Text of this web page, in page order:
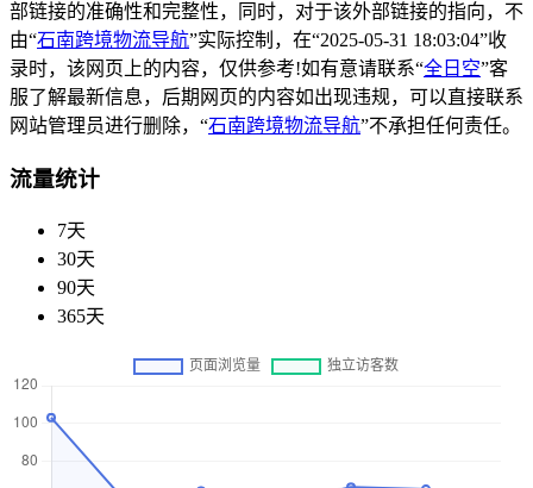
部链接的准确性和完整性，同时，对于该外部链接的指向，不
由“石南跨境物流导航”实际控制，在“2025-05-31 18:03:04”收
录时，该网页上的内容，仅供参考!如有意请联系“全日空”客
服了解最新信息，后期网页的内容如出现违规，可以直接联系
网站管理员进行删除，“石南跨境物流导航”不承担任何责任。
流量统计
7天
30天
90天
365天